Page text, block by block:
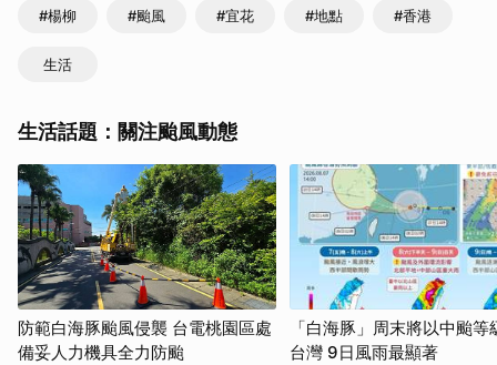
#楊柳 #颱風 #宜花 #地點 #香港
生活
生活話題：關注颱風動態
防範白海豚颱風侵襲 台電桃園區處
備妥人力機具全力防颱
「白海豚」周末將以中颱等
台灣 9日風雨最顯著